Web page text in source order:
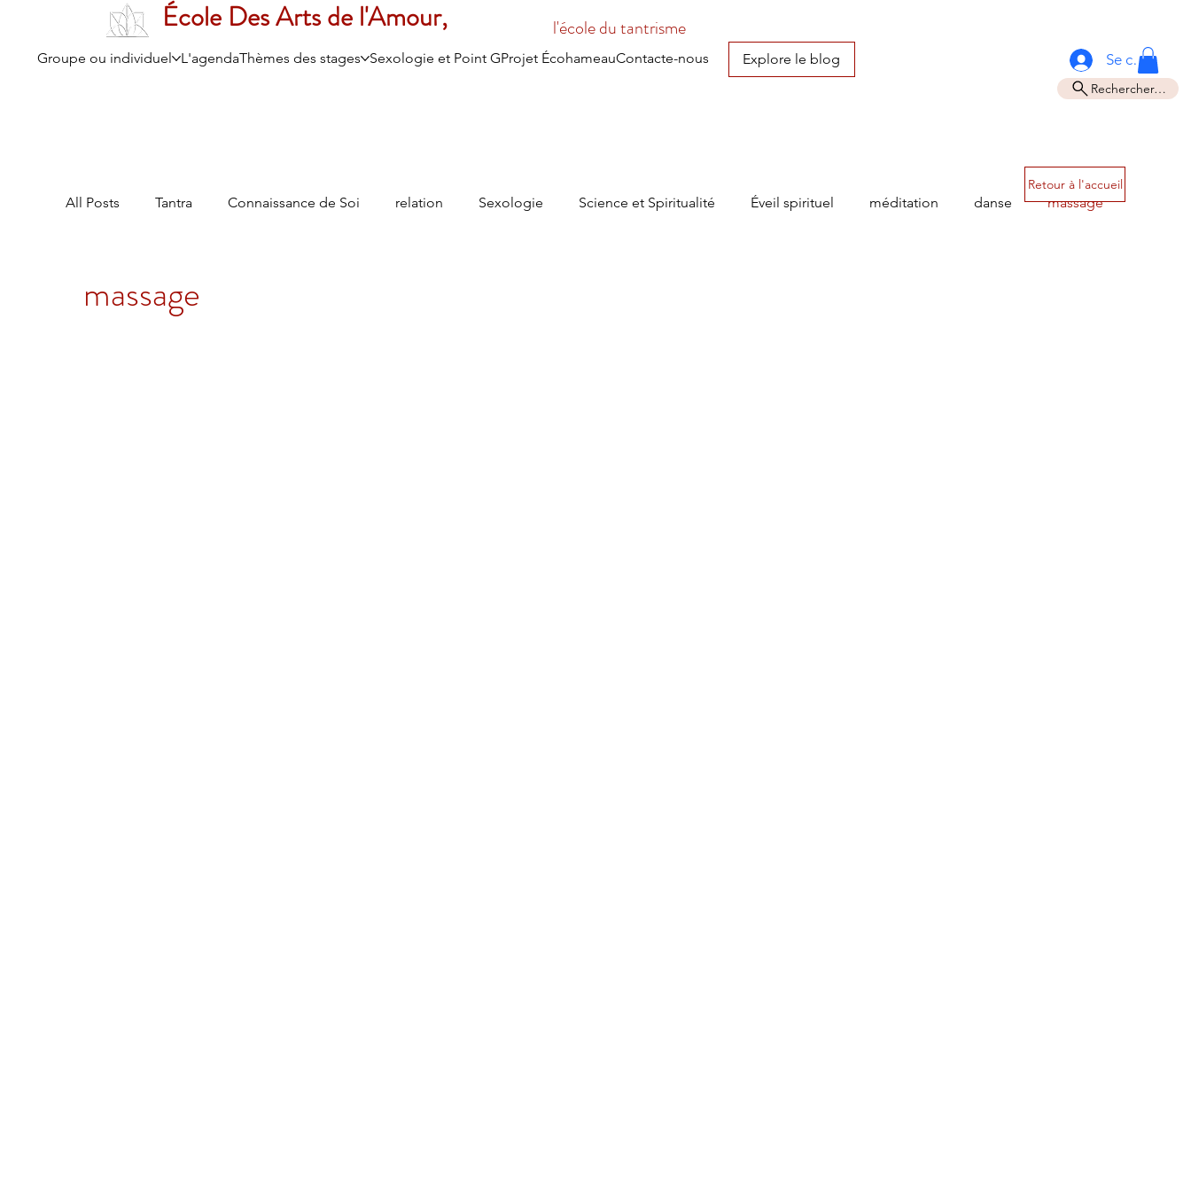
Rechercher…
Se connecter
École Des Arts de l'Amour, l'école du tantrisme
Groupe ou individuel L'agendaThèmes des stages Sexologie et Point GProjet ÉcohameauContacte-nous Explore le blog
All Posts Tantra Connaissance de Soi relation Sexologie Science et Spiritualité Éveil spirituel méditation danse massage
massage
Retour à l'accueil